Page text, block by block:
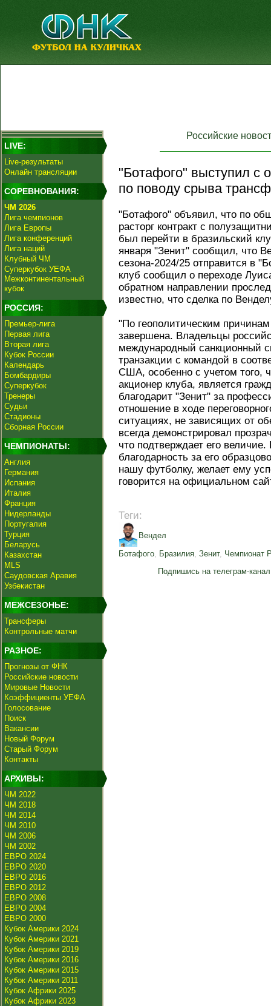
LIVE:
Live-результаты
Онлайн трансляции
СОРЕВНОВАНИЯ:
ЧМ 2026
Лига чемпионов
Лига Европы
Лига конференций
Лига наций
Клубный ЧМ
Суперкубок УЕФА
Межконтинентальный
кубок
РОССИЯ:
Премьер-лига
Первая лига
Вторая лига
Кубок России
Календарь
Бомбардиры
Суперкубок
Тренеры
Судьи
Стадионы
Сборная России
ЧЕМПИОНАТЫ:
Англия
Германия
Испания
Италия
Франция
Нидерланды
Португалия
Турция
Беларусь
Казахстан
MLS
Саудовская Аравия
Узбекистан
МЕЖСЕЗОНЬЕ:
Трансферы
Контрольные матчи
РАЗНОЕ:
Прогнозы от ФНК
Российские новости
Мировые Новости
Коэффициенты УЕФА
Голосование
Поиск
Вакансии
Новый Форум
Старый Форум
Контакты
АРХИВЫ:
ЧМ 2022
ЧМ 2018
ЧМ 2014
ЧМ 2010
ЧМ 2006
ЧМ 2002
ЕВРО 2024
ЕВРО 2020
ЕВРО 2016
ЕВРО 2012
ЕВРО 2008
ЕВРО 2004
ЕВРО 2000
Кубок Америки 2024
Кубок Америки 2021
Кубок Америки 2019
Кубок Америки 2016
Кубок Америки 2015
Кубок Америки 2011
Кубок Африки 2025
Кубок Африки 2023
Российские
"Ботафого" выступил с
по поводу срыва
"Ботафого" объявил, что по
расторг контракт с
был перейти в бразильский
января "Зенит" сообщил, что
сезона‑2024/25 отправится в
клуб сообщил о переходе
обратном направлении
известно, что сделка по
"По геополитическим
завершена. Владельцы
международный санкционный
транзакции с командой в
США, особенно с учетом того,
акционер клуба, является
благодарит "Зенит" за
отношение в ходе
ситуациях, не зависящих от
всегда демонстрировал
что подтверждает его
благодарность за его
нашу футболку, желает ему
говорится на официальном
Теги:
Вендел
Ботафого, Бразилия, Зенит, Чемпионат
Подпишись на телеграм-